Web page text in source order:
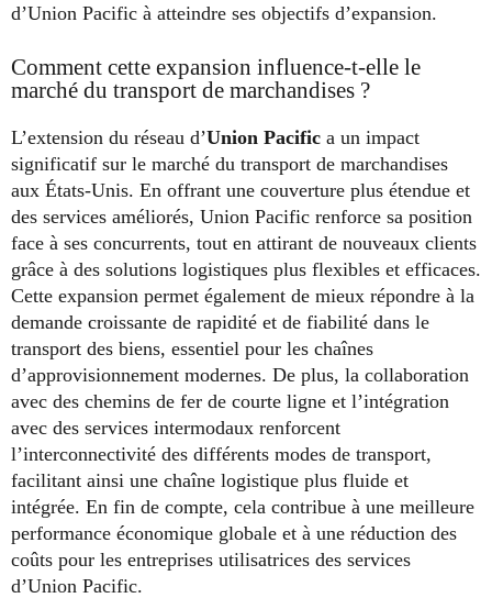
d’Union Pacific à atteindre ses objectifs d’expansion.
Comment cette expansion influence-t-elle le
marché du transport de marchandises ?
L’extension du réseau d’Union Pacific a un impact
significatif sur le marché du transport de marchandises
aux États-Unis. En offrant une couverture plus étendue et
des services améliorés, Union Pacific renforce sa position
face à ses concurrents, tout en attirant de nouveaux clients
grâce à des solutions logistiques plus flexibles et efficaces.
Cette expansion permet également de mieux répondre à la
demande croissante de rapidité et de fiabilité dans le
transport des biens, essentiel pour les chaînes
d’approvisionnement modernes. De plus, la collaboration
avec des chemins de fer de courte ligne et l’intégration
avec des services intermodaux renforcent
l’interconnectivité des différents modes de transport,
facilitant ainsi une chaîne logistique plus fluide et
intégrée. En fin de compte, cela contribue à une meilleure
performance économique globale et à une réduction des
coûts pour les entreprises utilisatrices des services
d’Union Pacific.